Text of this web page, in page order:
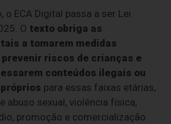
o ECA Digital passa a ser Lei
O texto obriga as
a tomarem medidas
riscos de crianças e
conteúdos ilegais ou
para essas faixas etárias,
abuso sexual, violência física,
promoção e comercialização